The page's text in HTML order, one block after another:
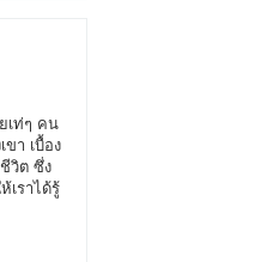
เท่ๆ คน
า เบื้อง
วิต ซึ่ง
ราได้รู้